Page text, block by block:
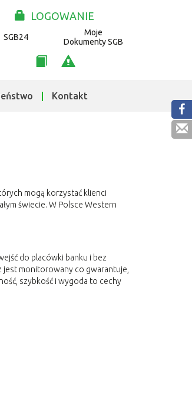
LOGOWANIE
SGB24
Moje
Dokumenty SGB
Kontakt
mogą korzystać klienci
świecie. W Polsce Western
do placówki banku i bez
jest monitorowany co gwarantuje,
szybkość i wygoda to cechy